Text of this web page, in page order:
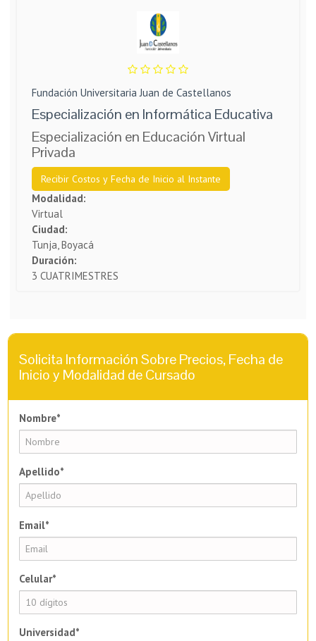
Fundación Universitaria Juan de Castellanos
Especialización en Informática Educativa
Especialización en Educación Virtual
Privada
Recibir Costos y Fecha de Inicio al Instante
Modalidad:
Virtual
Ciudad:
Tunja, Boyacá
Duración:
3 CUATRIMESTRES
Solicita Información Sobre Precios, Fecha de
Inicio y Modalidad de Cursado
Nombre*
Apellido*
Email*
Celular*
Universidad*